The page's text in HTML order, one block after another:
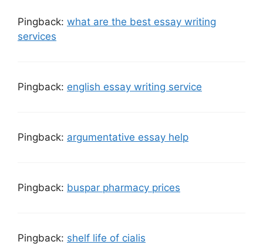
Pingback: what are the best essay writing
services
Pingback: english essay writing service
Pingback: argumentative essay help
Pingback: buspar pharmacy prices
Pingback: shelf life of cialis